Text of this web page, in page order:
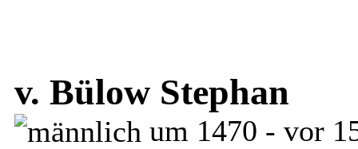
v. Bülow Stephan
um 1470 - vor